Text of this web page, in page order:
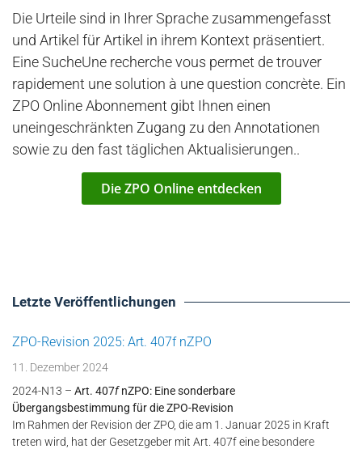
Die Urteile sind in Ihrer Sprache zusammengefasst
und Artikel für Artikel in ihrem Kontext präsentiert.
Eine SucheUne recherche vous permet de trouver
rapidement une solution à une question concrète. Ein
ZPO Online Abonnement gibt Ihnen einen
uneingeschränkten Zugang zu den Annotationen
sowie zu den fast täglichen Aktualisierungen..
Die ZPO Online entdecken
Letzte Veröffentlichungen
ZPO-Revision 2025: Art. 407f nZPO
11. Dezember 2024
2024-N13 – Art. 407fnZPO: Eine sonderbare
Übergangsbestimmung für die ZPO-Revision
Im Rahmen der Revision der ZPO, die am 1. Januar 2025 in Kraft
treten wird, hat der Gesetzgeber mit Art. 407f eine besondere